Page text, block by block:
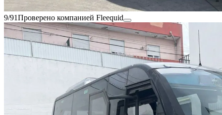
9/91Проверено компанией Fleequid